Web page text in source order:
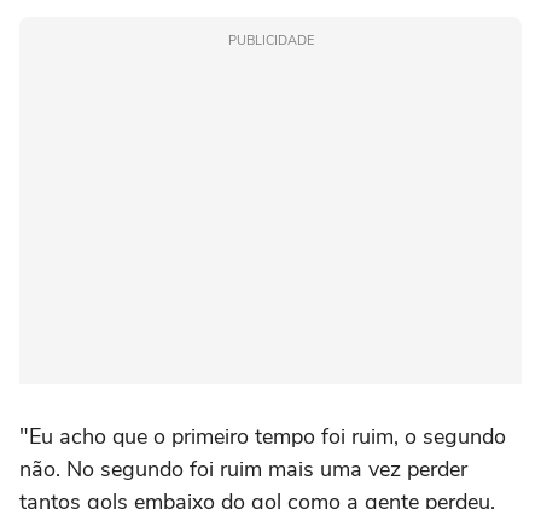
PUBLICIDADE
"Eu acho que o primeiro tempo foi ruim, o segundo
não. No segundo foi ruim mais uma vez perder
tantos gols embaixo do gol como a gente perdeu,